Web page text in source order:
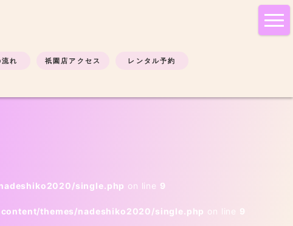
れ 祇園店アクセス レンタル予約
single.php on line 9
themes/nadeshiko2020/single.php on line 9